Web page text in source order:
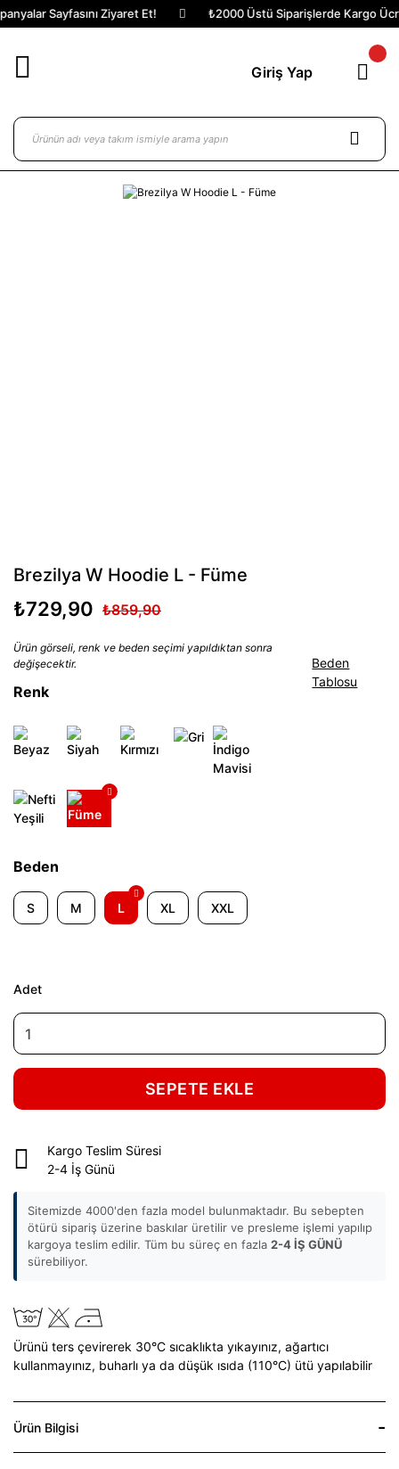
Sayfasını Ziyaret Et! ₺2000 Üstü Siparişlerde Kargo
Giriş Yap
Brezilya W Hoodie L - Füme
₺729,90 ₺859,90
Ürün görseli, renk ve beden seçimi yapıldıktan sonra
değişecektir.
Renk
Beden
S M L XL XXL
Beden
Tablosu
Adet
SEPETE EKLE
Kargo Teslim Süresi
2-4 İş Günü
Sitemizde 4000'den fazla model bulunmaktadır. Bu sebepten
ötürü sipariş üzerine baskılar üretilir ve presleme işlemi yapılıp
kargoya teslim edilir. Tüm bu süreç en fazla 2-4 İŞ GÜNÜ
sürebiliyor.
Ürünü ters çevirerek 30°C sıcaklıkta yıkayınız, ağartıcı
kullanmayınız, buharlı ya da düşük ısıda (110°C) ütü yapılabilir
Ürün Bilgisi